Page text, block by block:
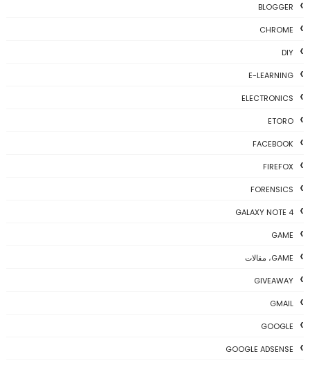
BLOGGER
CHROME
DIY
E-LEARNING
ELECTRONICS
ETORO
FACEBOOK
FIREFOX
FORENSICS
GALAXY NOTE 4
GAME
GAME، مقالات
GIVEAWAY
GMAIL
GOOGLE
GOOGLE ADSENSE